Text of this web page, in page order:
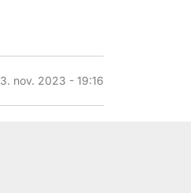
3. nov. 2023 - 19:16